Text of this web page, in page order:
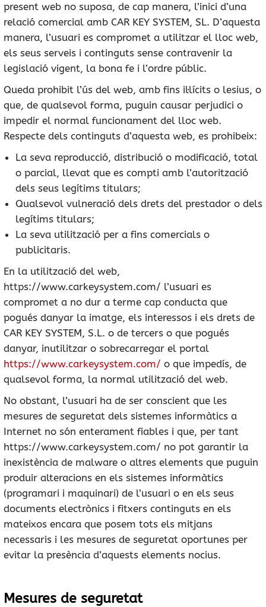
present web no suposa, de cap manera, l’inici d’una
relació comercial amb CAR KEY SYSTEM, SL. D’aquesta
manera, l’usuari es compromet a utilitzar el lloc web,
els seus serveis i continguts sense contravenir la
legislació vigent, la bona fe i l’ordre públic.
Queda prohibit l’ús del web, amb fins il·lícits o lesius, o
que, de qualsevol forma, puguin causar perjudici o
impedir el normal funcionament del lloc web.
Respecte dels continguts d’aquesta web, es prohibeix:
La seva reproducció, distribució o modificació, total
o parcial, llevat que es compti amb l’autorització
dels seus legítims titulars;
Qualsevol vulneració dels drets del prestador o dels
legítims titulars;
La seva utilització per a fins comercials o
publicitaris.
En la utilització del web,
https://www.carkeysystem.com/ l’usuari es
compromet a no dur a terme cap conducta que
pogués danyar la imatge, els interessos i els drets de
CAR KEY SYSTEM, S.L. o de tercers o que pogués
danyar, inutilitzar o sobrecarregar el portal
https://www.carkeysystem.com/ o que impedís, de
qualsevol forma, la normal utilització del web.
No obstant, l’usuari ha de ser conscient que les
mesures de seguretat dels sistemes informàtics a
Internet no són enterament fiables i que, per tant
https://www.carkeysystem.com/ no pot garantir la
inexistència de malware o altres elements que puguin
produir alteracions en els sistemes informàtics
(programari i maquinari) de l’usuari o en els seus
documents electrònics i fitxers continguts en els
mateixos encara que posem tots els mitjans
necessaris i les mesures de seguretat oportunes per
evitar la presència d’aquests elements nocius.
Mesures de seguretat